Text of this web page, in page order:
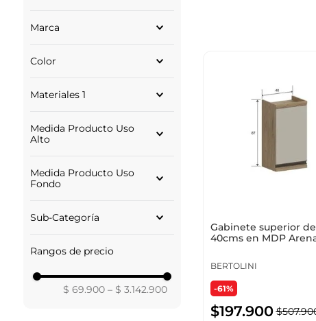
Marca
BERTOLINI
ALPINA
Color
CAFE
Materiales 1
AGLOMERADO
METAL
Medida Producto Uso
Alto
220.00
169.00
155.00
Medida Producto Uso
Fondo
38.00
33.50
Sub-Categoría
Muebles Auxiliar Baño
Lavandería
Rangos de precio
$ 69.900 – $ 3.142.900
Gabinete superior
40cms en MDP
BERTOLINI
-61%
$197.900 $507.